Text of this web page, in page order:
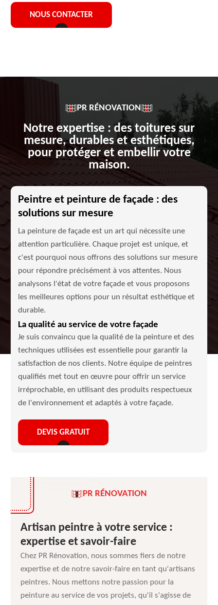
NOUS CONTACTER
PR RÉNOVATION
Notre expertise : des toitures sur
mesure, durables et esthétiques,
pour protéger et embellir votre
maison.
Peintre et peinture de façade : des
solutions sur mesure
La peinture de façade est un art qui nécessite une
attention particulière. Chaque projet est unique, et
c'est pourquoi nous offrons des solutions sur mesure
pour répondre précisément à vos attentes. Nous
analysons l'état de votre façade et vous proposons
les meilleures options pour un résultat esthétique et
durable.
La qualité au service de votre façade
Je suis convaincu que la qualité de la peinture et des
techniques utilisées est essentielle pour garantir la
satisfaction de nos clients. Notre équipe de peintres
qualifiés met tout en œuvre pour offrir un service
irréprochable, en utilisant des produits respectueux
de l'environnement et adaptés à votre façade.
DEVIS GRATUIT
PR RÉNOVATION
Artisan peintre à votre service :
expertise et savoir-faire
Chez PR Rénovation, nous sommes fiers de notre
expertise et de notre savoir-faire en tant qu'artisans
peintres. Nous mettons notre passion pour la
peinture au service de vos projets, qu'il s'agisse de